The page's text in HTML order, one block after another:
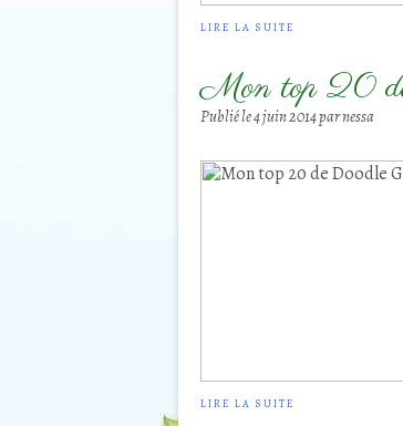
LIRE LA SUITE
Mon top 20
Publié le4 juin 2014par nessa
LIRE LA SUITE